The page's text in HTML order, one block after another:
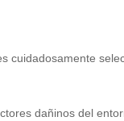
cuidadosamente
dañinos del